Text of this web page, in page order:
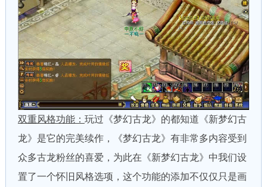
双重风格功能： 玩过《梦幻古龙》的都知道《新梦幻古
龙》是它的完美续作，《梦幻古龙》有非常多内容受到
众多古龙粉丝的喜爱，为此在《新梦幻古龙》中我们设
置了一个怀旧风格选项，这个功能的添加不仅仅只是画